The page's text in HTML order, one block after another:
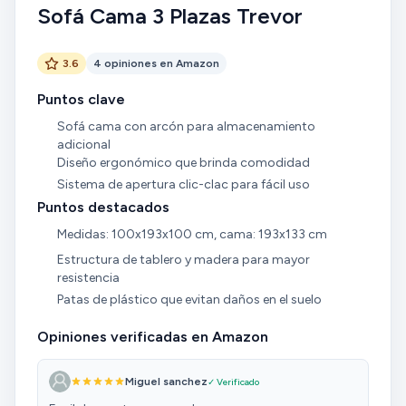
Sofá Cama 3 Plazas Trevor
3.6 4 opiniones en Amazon
Puntos clave
Sofá cama con arcón para almacenamiento
adicional
Diseño ergonómico que brinda comodidad
Sistema de apertura clic-clac para fácil uso
Puntos destacados
Medidas: 100x193x100 cm, cama: 193x133 cm
Estructura de tablero y madera para mayor
resistencia
Patas de plástico que evitan daños en el suelo
Opiniones verificadas en Amazon
Miguel sanchez✓ Verificado